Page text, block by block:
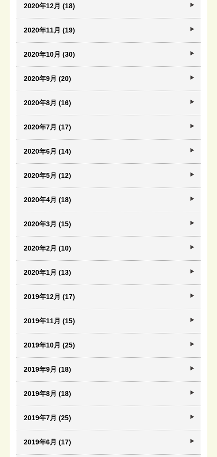
2020年12月 (18)
2020年11月 (19)
2020年10月 (30)
2020年9月 (20)
2020年8月 (16)
2020年7月 (17)
2020年6月 (14)
2020年5月 (12)
2020年4月 (18)
2020年3月 (15)
2020年2月 (10)
2020年1月 (13)
2019年12月 (17)
2019年11月 (15)
2019年10月 (25)
2019年9月 (18)
2019年8月 (18)
2019年7月 (25)
2019年6月 (17)